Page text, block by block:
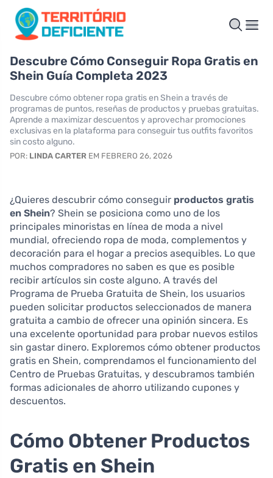
Descubre Cómo Conseguir Ropa Gratis en
Shein Guía Completa 2023
Descubre cómo obtener ropa gratis en Shein a través de
programas de puntos, reseñas de productos y pruebas gratuitas.
Aprende a maximizar descuentos y aprovechar promociones
exclusivas en la plataforma para conseguir tus outfits favoritos
sin costo alguno.
POR: LINDA CARTER EM FEBRERO 26, 2026
¿Quieres descubrir cómo conseguir productos gratis
en Shein? Shein se posiciona como uno de los
principales minoristas en línea de moda a nivel
mundial, ofreciendo ropa de moda, complementos y
decoración para el hogar a precios asequibles. Lo que
muchos compradores no saben es que es posible
recibir artículos sin coste alguno. A través del
Programa de Prueba Gratuita de Shein, los usuarios
pueden solicitar productos seleccionados de manera
gratuita a cambio de ofrecer una opinión sincera. Es
una excelente oportunidad para probar nuevos estilos
sin gastar dinero. Exploremos cómo obtener productos
gratis en Shein, comprendamos el funcionamiento del
Centro de Pruebas Gratuitas, y descubramos también
formas adicionales de ahorro utilizando cupones y
descuentos.
Cómo Obtener Productos
Gratis en Shein